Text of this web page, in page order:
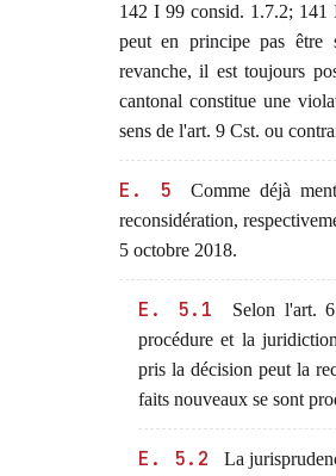
142 I 99 consid. 1.7.2;
peut en principe pas être
revanche, il est toujours
cantonal constitue une
sens de l'art. 9 Cst. ou
E. 5
Comme déjà
reconsidération,
5 octobre 2018.
E. 5.1
Selon l'art.
procédure et la
pris la décision peut la
faits nouveaux se sont
E. 5.2
La